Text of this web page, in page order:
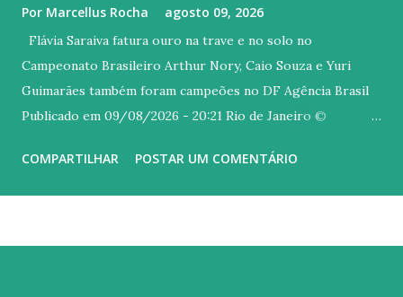
Por Marcellus Rocha agosto 09, 2026
Flávia Saraiva fatura ouro na trave e no solo no
Campeonato Brasileiro Arthur Nory, Caio Souza e Yuri
Guimarães também foram campeões no DF Agência Brasil
Publicado em 09/08/2026 - 20:21 Rio de Janeiro ©
carioca Flávia Saraiva arrebatou o público do Ginásio Nilson
COMPARTILHAR POSTAR UM COMENTÁRIO